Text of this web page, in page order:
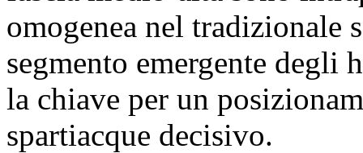
omogenea nel tradizionale
segmento emergente degli
la chiave per un
spartiacque decisivo.